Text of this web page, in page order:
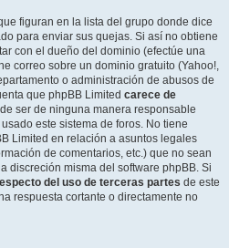
figuran en la lista del grupo donde dice
para enviar sus quejas. Si así no obtiene
con el dueño del dominio (efectúe una
correo sobre un dominio gratuito (Yahoo!,
o administración de abusos de
que phpBB Limited carece de
ser de ninguna manera responsable
este sistema de foros. No tiene
Limited en relación a asuntos legales
de comentarios, etc.) que no sean
discreción misma del software phpBB. Si
del uso de terceras partes de este
respuesta cortante o directamente no